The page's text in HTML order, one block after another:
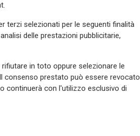
terzi selezionati per le seguenti finalità
delle prestazioni pubblicitarie,
in toto oppure selezionare le
consenso prestato può essere revocato
continuerà con l'utilizzo esclusivo di